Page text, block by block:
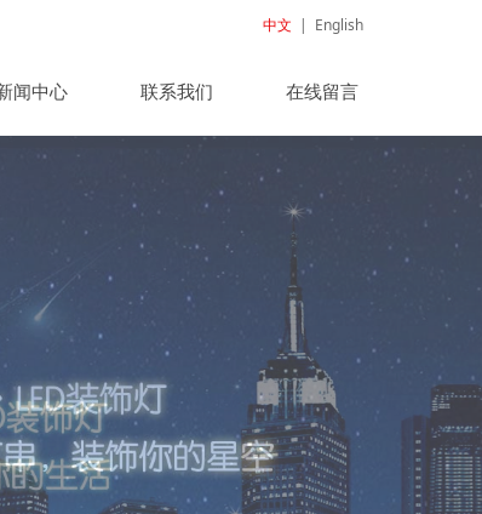
闻中心 联系我们 在线留言
中文 | English